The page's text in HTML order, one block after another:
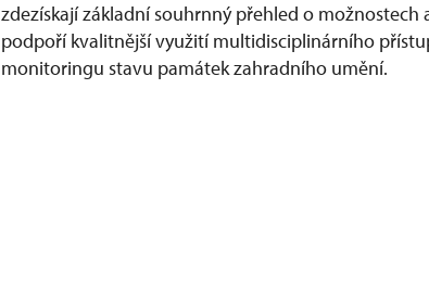
zdezískají základní souhrnný přehled o
podpoří kvalitnější využití multidisciplinárního
monitoringu stavu památek zahradního umění.